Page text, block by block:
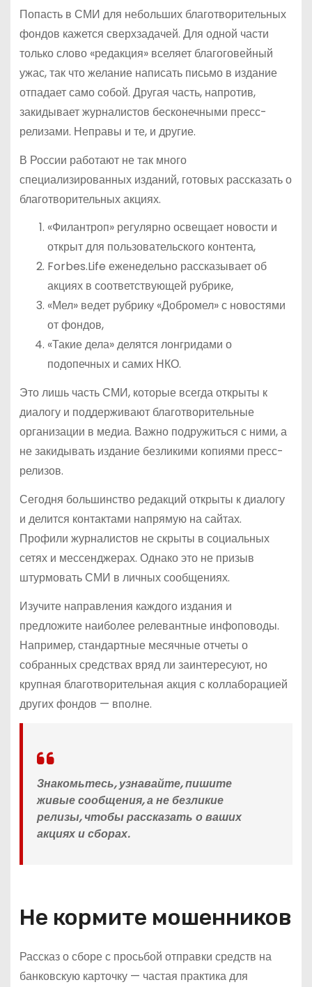
Попасть в СМИ для небольших благотворительных
фондов кажется сверхзадачей. Для одной части
только слово «редакция» вселяет благоговейный
ужас, так что желание написать письмо в издание
отпадает само собой. Другая часть, напротив,
закидывает журналистов бесконечными пресс-
релизами. Неправы и те, и другие.
В России работают не так много
специализированных изданий, готовых рассказать о
благотворительных акциях.
«Филантроп» регулярно освещает новости и
открыт для пользовательского контента,
Forbes.Life еженедельно рассказывает об
акциях в соответствующей рубрике,
«Мел» ведет рубрику «Добромел» с новостями
от фондов,
«Такие дела» делятся лонгридами о
подопечных и самих НКО.
Это лишь часть СМИ, которые всегда открыты к
диалогу и поддерживают благотворительные
организации в медиа. Важно подружиться с ними, а
не закидывать издание безликими копиями пресс-
релизов.
Сегодня большинство редакций открыты к диалогу
и делится контактами напрямую на сайтах.
Профили журналистов не скрыты в социальных
сетях и мессенджерах. Однако это не призыв
штурмовать СМИ в личных сообщениях.
Изучите направления каждого издания и
предложите наиболее релевантные инфоповоды.
Например, стандартные месячные отчеты о
собранных средствах вряд ли заинтересуют, но
крупная благотворительная акция с коллаборацией
других фондов — вполне.
Знакомьтесь, узнавайте, пишите
живые сообщения, а не безликие
релизы, чтобы рассказать о ваших
акциях и сборах.
Не кормите мошенников
Рассказ о сборе с просьбой отправки средств на
банковскую карточку — частая практика для